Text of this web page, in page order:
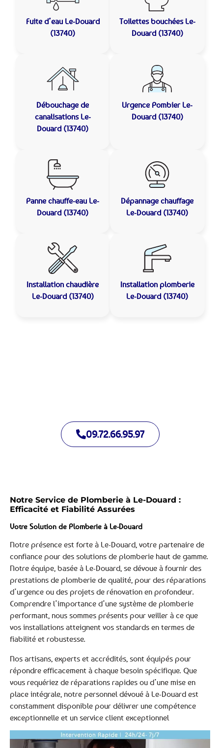
Fuite d’eau Le-Douard
(13740)
Toilettes bouchées Le-
Douard (13740)
Débouchage de
canalisations Le-
Douard (13740)
Urgence Pombier Le-
Douard (13740)
Panne chauffe-eau Le-
Douard (13740)
Dépannage chauffage
Le-Douard (13740)
Installation chaudière
Le-Douard (13740)
Installation plomberie
Le-Douard (13740)
09.72.66.95.97
Notre Service de Plomberie à Le-Douard :
Efficacité et Fiabilité Assurées
Votre Solution de Plomberie à Le-Douard
Notre présence est forte à Le-Douard, votre partenaire de
confiance pour des solutions de plomberie haut de gamme.
Notre équipe, basée à Le-Douard, se dévoue à fournir des
prestations de plomberie de qualité, pour des réparations
d’urgence ou des projets de rénovation en profondeur.
Comprendre l’importance d’une système de plomberie
performant, nous sommes présents pour veiller à ce que
vos installations atteignent vos standards en termes de
fiabilité et robustesse.
Nos artisans, experts et accrédités, sont équipés pour
répondre efficacement à chaque besoin spécifique. Que
vous requériez de réparations rapides ou d’une mise en
place intégrale, notre personnel dévoué à Le-Douard est
constamment disponible pour délivrer une compétence
exceptionnelle et un service client exceptionnel